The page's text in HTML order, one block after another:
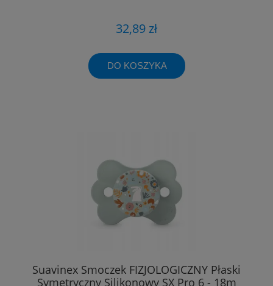
32,89 zł
DO KOSZYKA
Suavinex Smoczek FIZJOLOGICZNY Płaski
Symetryczny Silikonowy SX Pro 6 - 18m